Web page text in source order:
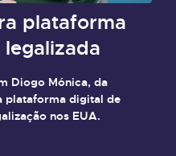
plataforma
Diogo Mónica, da
plataforma digital de
nos EUA.